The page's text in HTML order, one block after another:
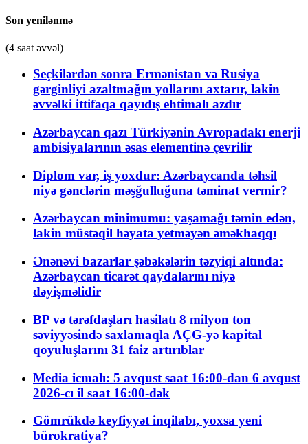
Son yenilənmə
(4 saat əvvəl)
Seçkilərdən sonra Ermənistan və Rusiya
gərginliyi azaltmağın yollarını axtarır, lakin
əvvəlki ittifaqa qayıdış ehtimalı azdır
Azərbaycan qazı Türkiyənin Avropadakı enerji
ambisiyalarının əsas elementinə çevrilir
Diplom var, iş yoxdur: Azərbaycanda təhsil
niyə gənclərin məşğulluğuna təminat vermir?
Azərbaycan minimumu: yaşamağı təmin edən,
lakin müstəqil həyata yetməyən əməkhaqqı
Ənənəvi bazarlar şəbəkələrin təzyiqi altında:
Azərbaycan ticarət qaydalarını niyə
dəyişməlidir
BP və tərəfdaşları hasilatı 8 milyon ton
səviyyəsində saxlamaqla AÇG-yə kapital
qoyuluşlarını 31 faiz artırıblar
Media icmalı: 5 avqust saat 16:00-dan 6 avqust
2026-cı il saat 16:00-dək
Gömrükdə keyfiyyət inqilabı, yoxsa yeni
bürokratiya?